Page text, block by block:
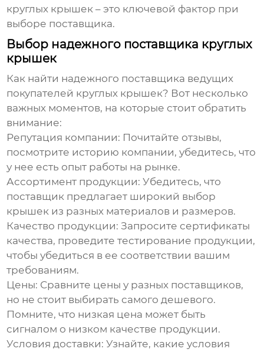
круглых крышек – это ключевой фактор при
выборе поставщика.
Выбор надежного поставщика круглых
крышек
Как найти надежного поставщика ведущих
покупателей круглых крышек? Вот несколько
важных моментов, на которые стоит обратить
внимание:
Репутация компании: Почитайте отзывы,
посмотрите историю компании, убедитесь, что
у нее есть опыт работы на рынке.
Ассортимент продукции: Убедитесь, что
поставщик предлагает широкий выбор
крышек из разных материалов и размеров.
Качество продукции: Запросите сертификаты
качества, проведите тестирование продукции,
чтобы убедиться в ее соответствии вашим
требованиям.
Цены: Сравните цены у разных поставщиков,
но не стоит выбирать самого дешевого.
Помните, что низкая цена может быть
сигналом о низком качестве продукции.
Условия доставки: Узнайте, какие условия